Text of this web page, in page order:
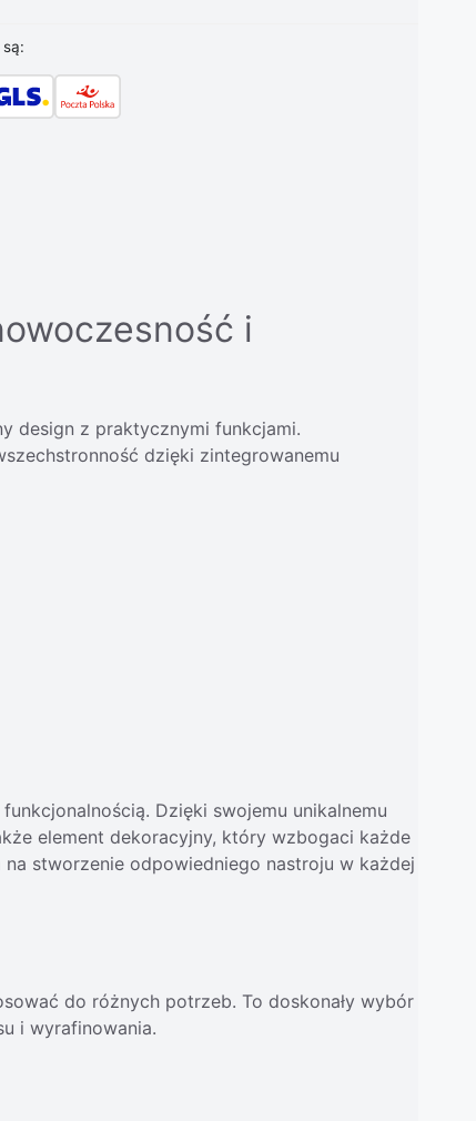
i
design z praktycznymi funkcjami.
dzięki zintegrowanemu
Dzięki swojemu unikalnemu
element dekoracyjny, który wzbogaci każde
stworzenie odpowiedniego nastroju w każdej
do różnych potrzeb. To doskonały wybór
i wyrafinowania.